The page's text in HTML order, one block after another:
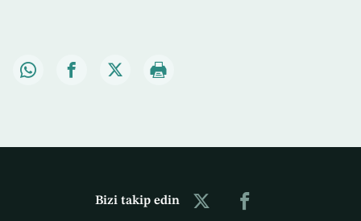
Bizi takip edin